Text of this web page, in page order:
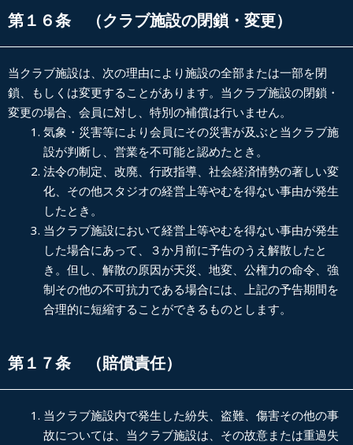
第１６条 （クラブ施設の閉鎖・変更）
当クラブ施設は、次の理由により施設の全部または一部を閉
鎖、もしくは変更することがあります。当クラブ施設の閉鎖・
変更の場合、会員に対し、特別の補償は行いません。
気象・災害等により会員にその災害が及ぶと当クラブ施
設が判断し、営業を不可能と認めたとき。
法令の制定、改廃、行政指導、社会経済情勢の著しい変
化、その他スタジオの経営上等やむを得ない事由が発生
したとき。
当クラブ施設において経営上等やむを得ない事由が発生
した場合にあって、３か月前に予告のうえ解散したと
き。但し、解散の原因が天災、地変、公権力の命令、強
制その他の不可抗力である場合には、上記の予告期間を
合理的に短縮することができるものとします。
第１７条 （賠償責任）
当クラブ施設内で発生した紛失、盗難、傷害その他の事
故については、当クラブ施設は、その故意または重過失